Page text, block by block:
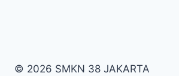
© 2026 SMKN 38 JAKARTA